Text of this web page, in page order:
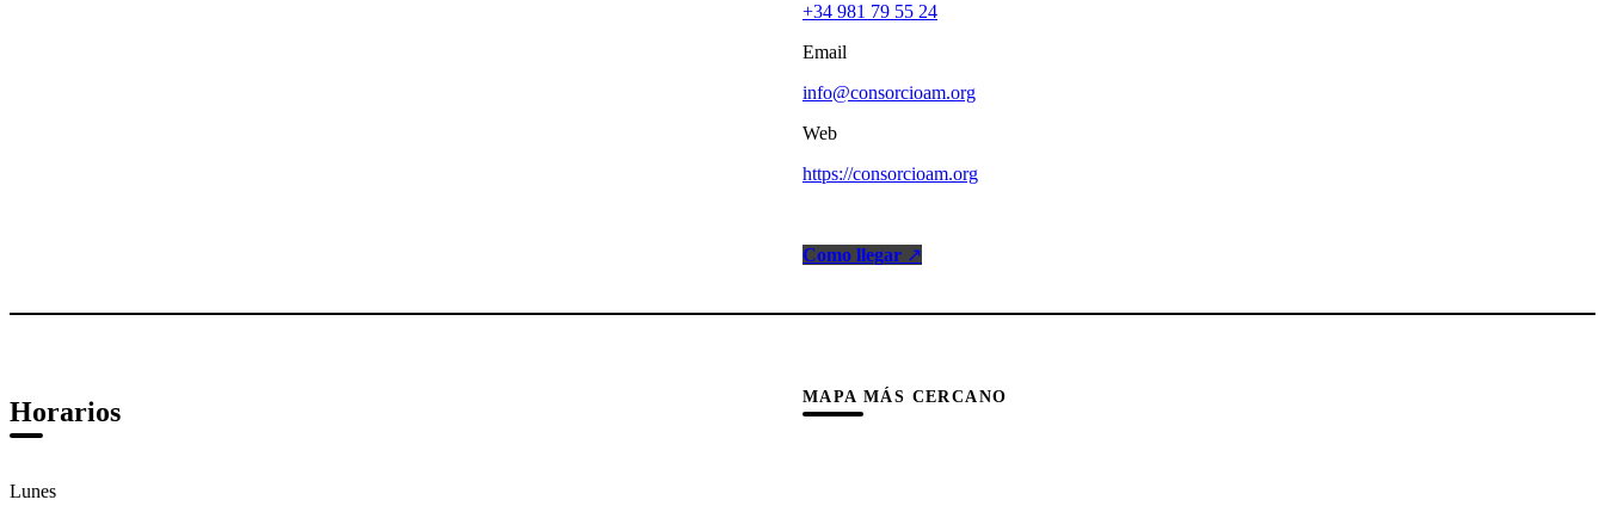
+34 981 79 55 24
Email
info@consorcioam.org
Web
https://consorcioam.org
Como llegar ↗
Horarios
Lunes
MAPA MÁS CERCANO